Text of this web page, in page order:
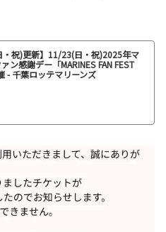
・祝)更新】11/23(日・祝)2025年マ
ン感謝デー「MARINES FAN FEST
- 千葉ロッテマリーンズ